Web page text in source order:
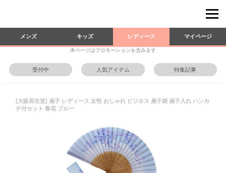
メンズ キッズ レディース マイページ
本ページはプロモーションを含みます
受付中 人気アイテム 特集記事
[大阪長生堂] 扇子 レディース 女性 おしゃれ ビジネス 扇子袋 扇子入れ ハンカ
チ付セット 春花 ブルー